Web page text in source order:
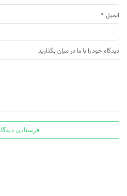
ایمیل *
دیدگاه خود را با ما در میان بگذارید